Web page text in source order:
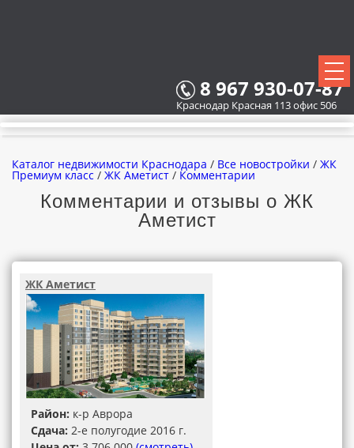
8 967 930-07-87
Краснодар Красная 113 офис 506
ВСЕ НОВОСТРОЙКИ
КАРТА НОВОСТРОЕК
ВСЕ КОТТЕДЖНЫЕ ПОСЕЛКИ
Каталог недвижимости Краснодара / Все новостройки / ЖК
Премиум класс / ЖК Аметист / Комментарии
Комментарии и отзывы о ЖК
Аметист
ЖК Аметист
Район: к-р Аврора
Сдача: 2-е полугодие 2016 г.